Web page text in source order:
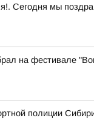
Сегодня мы
на фестивале
полиции